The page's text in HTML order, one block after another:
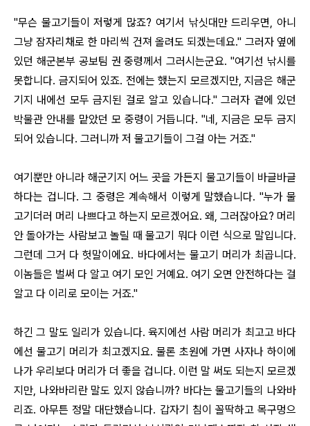
"무슨 물고기들이 저렇게 많죠? 여기서 낚싯대만 드리우면, 아니
그냥 잠자리채로 한 마리씩 건져 올려도 되겠는데요." 그러자 옆에
있던 해군본부 공보팀 권 중령께서 그러시는군요. "여기선 낚시를
못합니다. 금지되어 있죠. 전에는 했는지 모르겠지만, 지금은 해군
기지 내에선 모두 금지된 걸로 알고 있습니다." 그러자 곁에 있던
박물관 안내를 맡았던 모 중령이 거듭니다. "네, 지금은 모두 금지
되어 있습니다. 그러니까 저 물고기들이 그걸 아는 거죠."
여기뿐만 아니라 해군기지 어느 곳을 가든지 물고기들이 바글바글
하다는 겁니다. 그 중령은 계속해서 이렇게 말했습니다. "누가 물
고기더러 머리 나쁘다고 하는지 모르겠어요. 왜, 그러잖아요? 머리
안 돌아가는 사람보고 놀릴 때 물고기 뭐다 이런 식으로 말입니다.
그런데 그거 다 헛말이에요. 바다에서는 물고기 머리가 최곱니다.
이놈들은 벌써 다 알고 여기 모인 거예요. 여기 오면 안전하다는 걸
알고 다 이리로 모이는 거죠."
하긴 그 말도 일리가 있습니다. 육지에선 사람 머리가 최고고 바다
에선 물고기 머리가 최고겠지요. 물론 초원에 가면 사자나 하이에
나가 우리보다 머리가 더 좋을 겁니다. 이런 말 써도 되는지 모르겠
지만, 나와바리란 말도 있지 않습니까? 바다는 물고기들의 나와바
리죠. 아무튼 정말 대단했습니다. 갑자기 침이 꼴딱하고 목구멍으